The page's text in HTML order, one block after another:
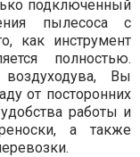
подключенный
пылесоса с
как инструмент
полностью.
Вы
от посторонних
работы и
а также